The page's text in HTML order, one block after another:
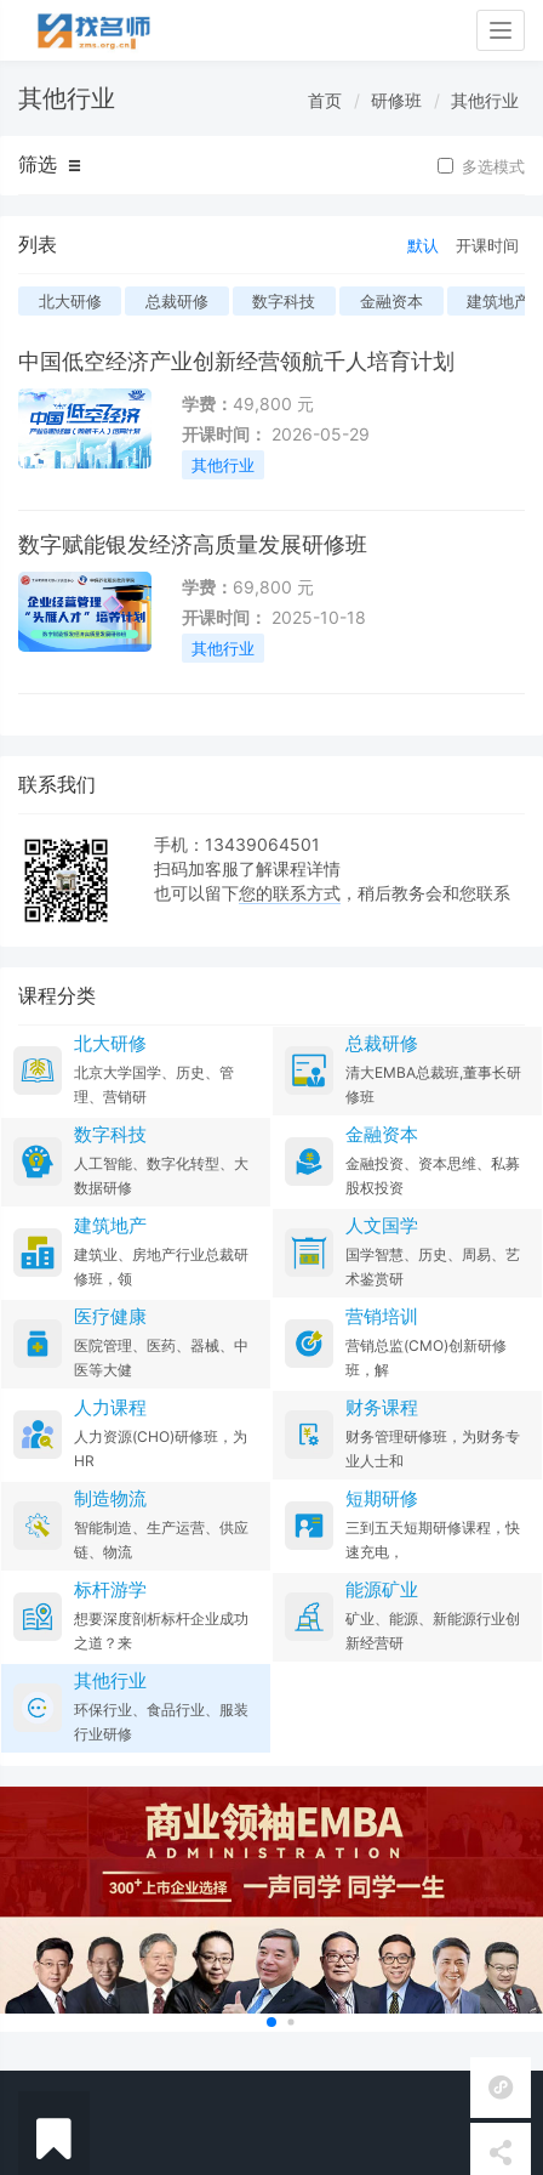
其他行业 首页 研修班 其他行业
筛选 多选模式
列表 默认 开课时间
北大研修 总裁研修 数字科技 金融资本 建筑地产
中国低空经济产业创新经营领航千人培育计划
学费： 49,800 元
开课时间： 2026-05-29
其他行业
数字赋能银发经济高质量发展研修班
学费： 69,800 元
开课时间： 2025-10-18
其他行业
联系我们
手机：13439064501
扫码加客服了解课程详情
也可以留下您的联系方式 ，稍后教务会和您联系
课程分类
北大研修
北京大学国学、历史、管
理、营销研
总裁研修
清大EMBA总裁班,董事长研
修班
数字科技
人工智能、数字化转型、大
数据研修
金融资本
金融投资、资本思维、私募
股权投资
建筑地产
建筑业、房地产行业总裁研
修班，领
人文国学
国学智慧、历史、周易、艺
术鉴赏研
医疗健康
医院管理、医药、器械、中
医等大健
营销培训
营销总监(CMO)创新研修
班，解
人力课程
人力资源(CHO)研修班，为
HR
财务课程
财务管理研修班，为财务专
业人士和
制造物流
智能制造、生产运营、供应
链、物流
短期研修
三到五天短期研修课程，快
速充电，
标杆游学
想要深度剖析标杆企业成功
之道？来
能源矿业
矿业、能源、新能源行业创
新经营研
其他行业
环保行业、食品行业、服装
行业研修